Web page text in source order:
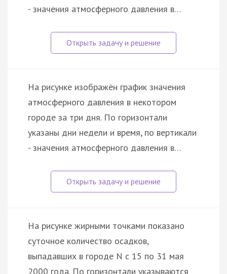
- значения атмосферного давления в…
На рисунке изображён график значения
атмосферного давления в некотором
городе за три дня. По горизонтали
указаны дни недели и время, по вертикали
- значения атмосферного давления в…
На рисунке жирными точками показано
суточное количество осадков,
выпадавших в городе N с 15 по 31 мая
2000 года. По горизонтали указываются